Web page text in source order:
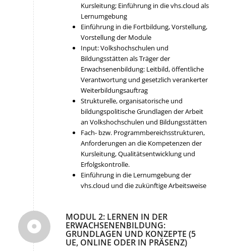
Kursleitung; Einführung in die vhs.cloud als
Lernumgebung
Einführung in die Fortbildung, Vorstellung,
Vorstellung der Module
Input: Volkshochschulen und
Bildungsstätten als Träger der
Erwachsenenbildung: Leitbild, öffentliche
Verantwortung und gesetzlich verankerter
Weiterbildungsauftrag
Strukturelle, organisatorische und
bildungspolitische Grundlagen der Arbeit
an Volkshochschulen und Bildungsstätten
Fach- bzw. Programmbereichsstrukturen,
Anforderungen an die Kompetenzen der
Kursleitung, Qualitätsentwicklung und
Erfolgskontrolle.
Einführung in die Lernumgebung der
vhs.cloud und die zukünftige Arbeitsweise
MODUL 2: LERNEN IN DER
ERWACHSENENBILDUNG:
GRUNDLAGEN UND KONZEPTE (5
UE, ONLINE ODER IN PRÄSENZ)